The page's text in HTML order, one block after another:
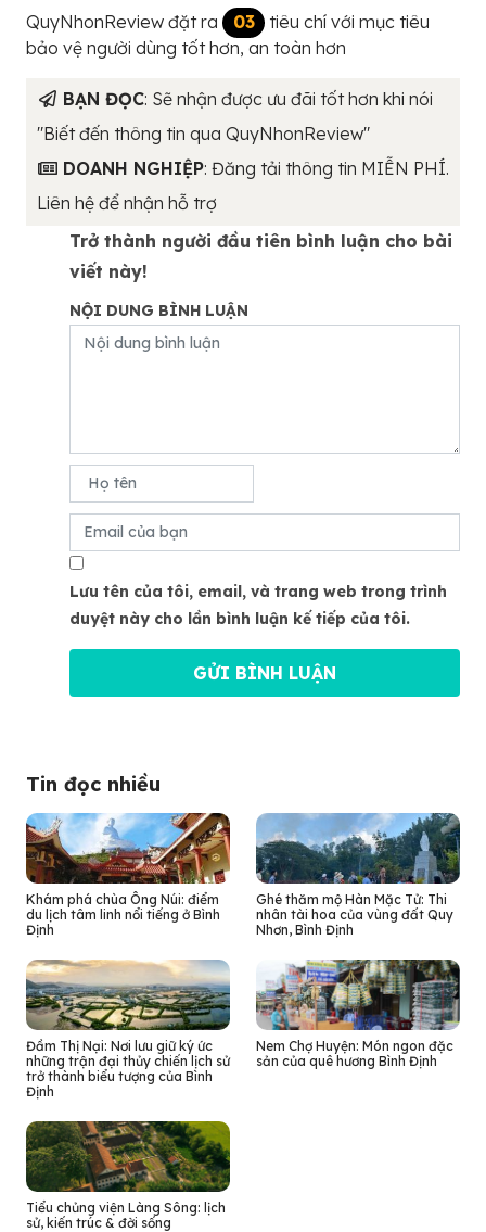
QuyNhonReview đặt ra 03
tiêu chí với mục tiêu
bảo vệ người dùng tốt hơn, an toàn hơn
BẠN ĐỌC: Sẽ nhận được ưu đãi tốt hơn khi nói
"Biết đến thông tin qua QuyNhonReview"
DOANH NGHIỆP: Đăng tải thông tin MIỄN PHÍ.
Liên hệ để nhận hỗ trợ
Trở thành người đầu tiên bình luận cho bài
viết này!
NỘI DUNG BÌNH LUẬN
Lưu tên của tôi, email, và trang web trong trình
duyệt này cho lần bình luận kế tiếp của tôi.
Tin đọc nhiều
Khám phá chùa Ông Núi: điểm
du lịch tâm linh nổi tiếng ở Bình
Định
Ghé thăm mộ Hàn Mặc Tử: Thi
nhân tài hoa của vùng đất Quy
Nhơn, Bình Định
Đầm Thị Nại: Nơi lưu giữ ký ức
những trận đại thủy chiến lịch sử
trở thành biểu tượng của Bình
Định
Nem Chợ Huyện: Món ngon đặc
sản của quê hương Bình Định
Tiểu chủng viện Làng Sông: lịch
sử, kiến trúc & đời sống